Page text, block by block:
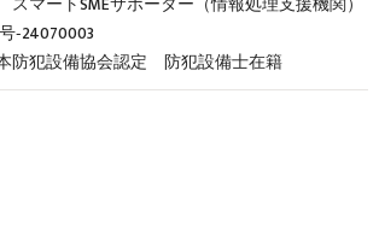
‐24070003
防犯設備協会認定 防犯設備士在籍